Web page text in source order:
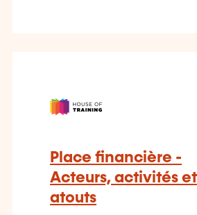
Place financière -
Acteurs, activités et
atouts